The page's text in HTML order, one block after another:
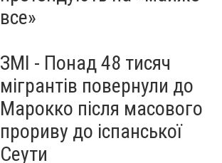
все»
ЗМІ - Понад 48 тисяч
мігрантів повернули до
Марокко після масового
прориву до іспанської
Сеути